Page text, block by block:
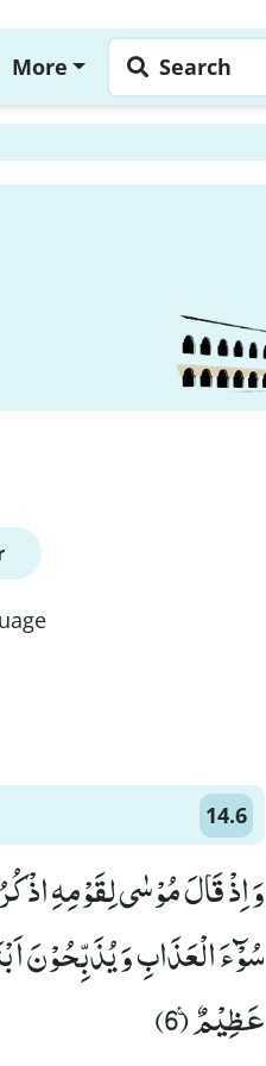
More Search
14.6
وَ اِذْ قَالَ مُوْسٰى لِقَوْمِهِ
سُوْٓءَ الْعَذَابِ وَ یُذَبِّحُوْنَ
عَظِیْمٌ۠ (6)